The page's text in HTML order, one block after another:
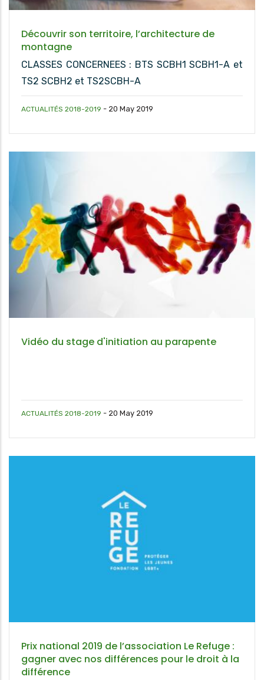
Découvrir son territoire, l’architecture de
montagne
CLASSES CONCERNEES : BTS SCBH1 SCBH1-A et
TS2 SCBH2 et TS2SCBH-A
ACTUALITÉS 2018-2019 - 20 May 2019
Vidéo du stage d'initiation au parapente
ACTUALITÉS 2018-2019 - 20 May 2019
Prix national 2019 de l’association Le Refuge :
gagner avec nos différences pour le droit à la
différence